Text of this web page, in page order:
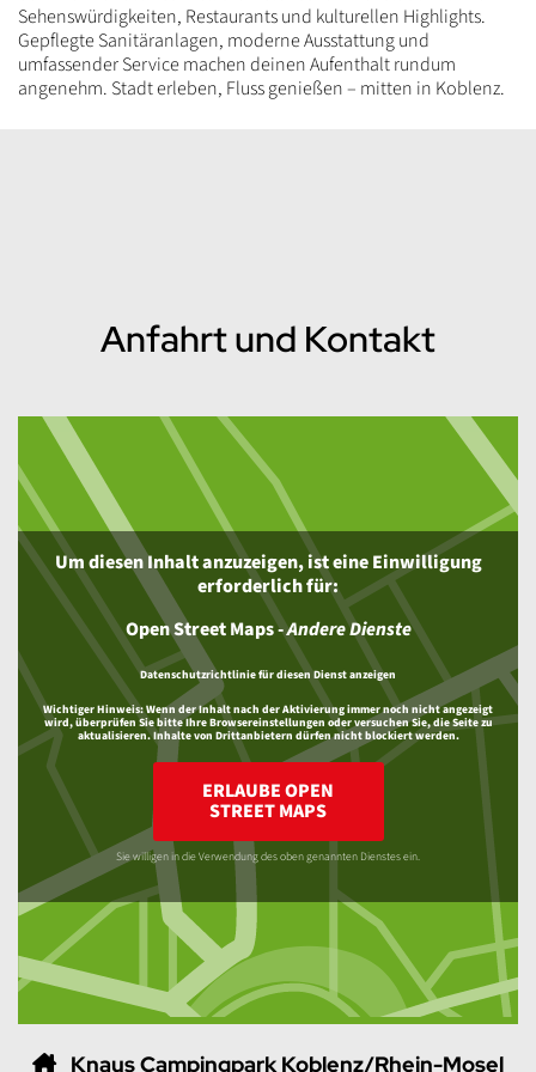
Sehenswürdigkeiten, Restaurants und kulturellen Highlights.
Gepflegte Sanitäranlagen, moderne Ausstattung und
umfassender Service machen deinen Aufenthalt rundum
angenehm. Stadt erleben, Fluss genießen – mitten in Koblenz.
Anfahrt und Kontakt
Um diesen Inhalt anzuzeigen, ist eine Einwilligung
erforderlich für:
Open Street Maps-Andere Dienste
Datenschutzrichtlinie für diesen Dienst anzeigen
Wichtiger Hinweis:Wenn der Inhalt nach der Aktivierung immer noch nicht angezeigt
wird, überprüfen Sie bitte Ihre Browsereinstellungen oder versuchen Sie, die Seite zu
aktualisieren. Inhalte von Drittanbietern dürfen nicht blockiert werden.
ERLAUBE OPEN
STREET MAPS
Sie willigen in die Verwendung des oben genannten Dienstes ein.
Knaus Campingpark Koblenz/Rhein-Mosel